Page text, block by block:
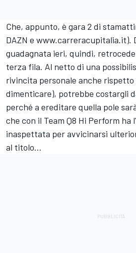
Che, appunto, è gara 2 di
DAZN e www.carreracupitalia.it).
guadagnata ieri, quindi,
terza fila. Al netto di una
rivincita personale anche rispetto
dimenticare), potrebbe costargli
perché a ereditare quella pole
che con il Team Q8 Hi Perform ha
inaspettata per avvicinarsi
al titolo...